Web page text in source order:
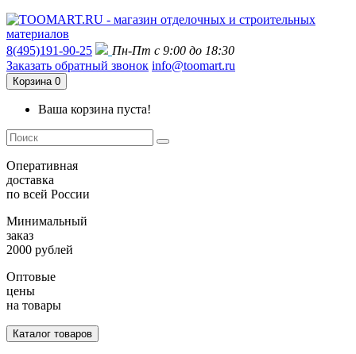
8(495)191-90-25
Пн-Пт с 9:00 до 18:30
Заказать обратный звонок info@toomart.ru
Корзина 0
Ваша корзина пуста!
Оперативная
доставка
по всей России
Минимальный
заказ
2000 рублей
Оптовые
цены
на товары
Каталог товаров